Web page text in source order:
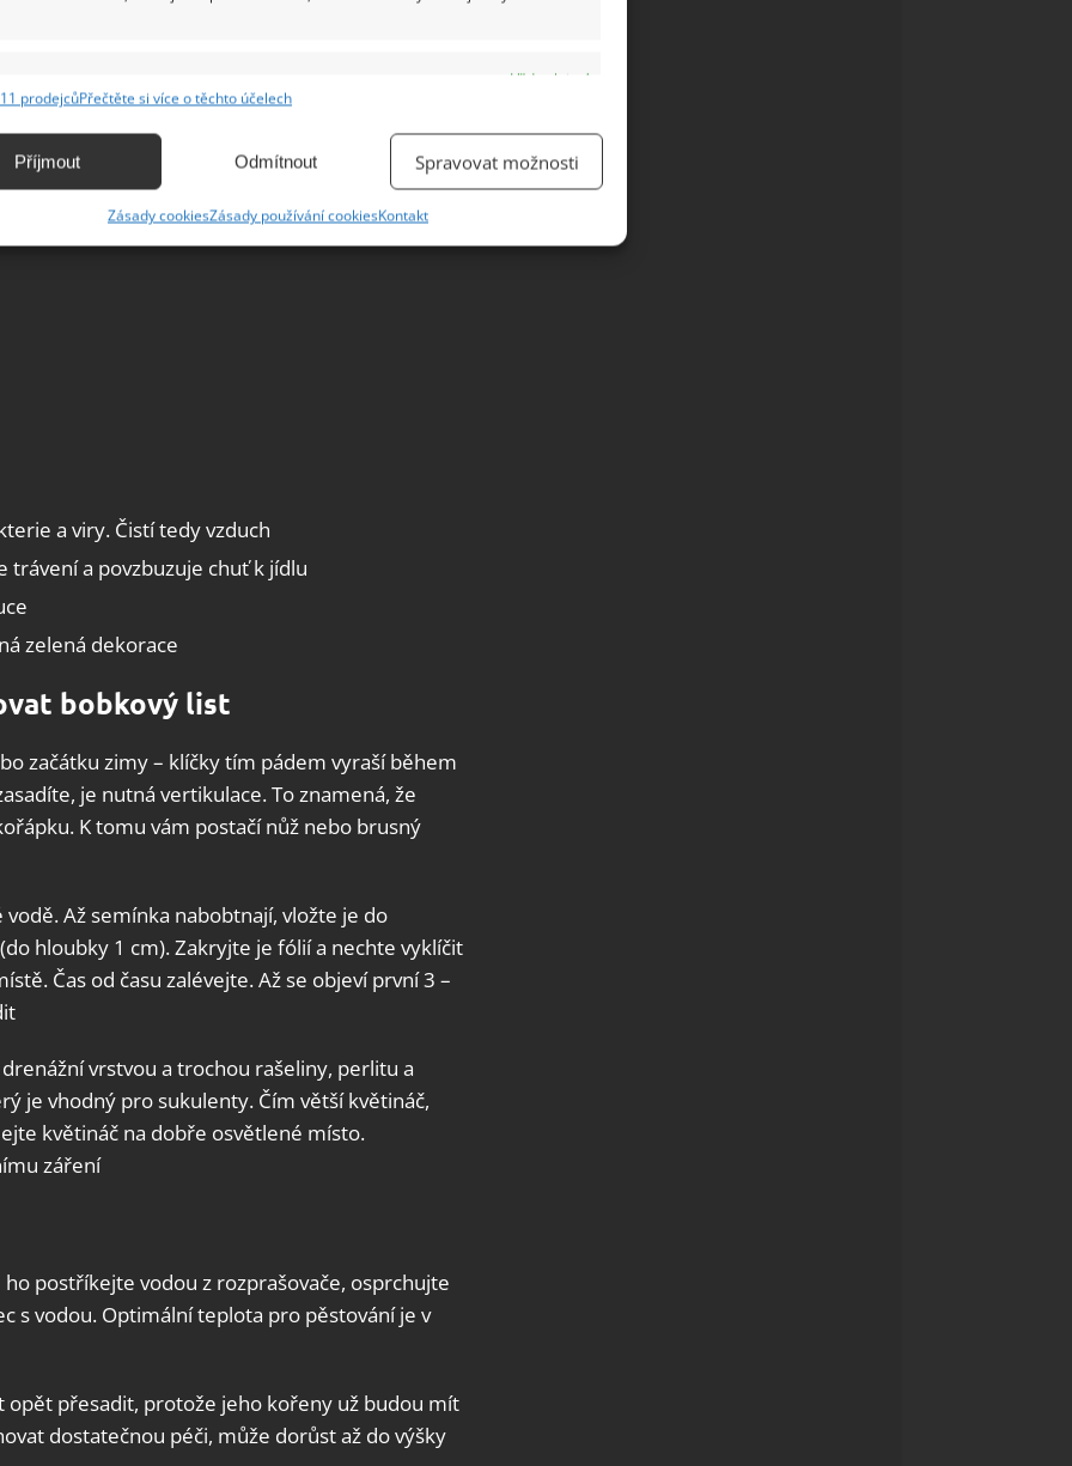
Vždy aktivní
zařízení na základě automaticky přenášených informací.
aktivně vyžádaných informací.
prodejcůPřečtěte si více o těchto účelech
Příjmout Odmítnout Spravovat možnosti
Zásady cookiesZásady používání cookiesKontakt
a viry. Čistí tedy vzduch
trávení a povzbuzuje chuť k jídlu
zelená dekorace
bobkový list
začátku zimy – klíčky tím pádem vyraší během
je nutná vertikulace. To znamená, že
K tomu vám postačí nůž nebo brusný
Až semínka nabobtnají, vložte je do
hloubky 1 cm). Zakryjte je fólií a nechte vyklíčit
Čas od času zalévejte. Až se objeví první 3 –
vrstvou a trochou rašeliny, perlitu a
je vhodný pro sukulenty. Čím větší květináč,
květináč na dobře osvětlené místo.
záření
postříkejte vodou z rozprašovače, osprchujte
s vodou. Optimální teplota pro pěstování je v
opět přesadit, protože jeho kořeny už budou mít
dostatečnou péči, může dorůst až do výšky